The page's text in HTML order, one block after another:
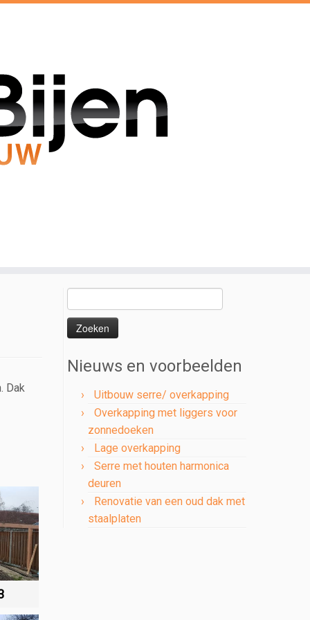
Dak
naar:
Nieuws en voorbeelden
Uitbouw serre/ overkapping
Overkapping met liggers voor
zonnedoeken
Lage overkapping
Serre met houten harmonica
deuren
Renovatie van een oud dak met
staalplaten